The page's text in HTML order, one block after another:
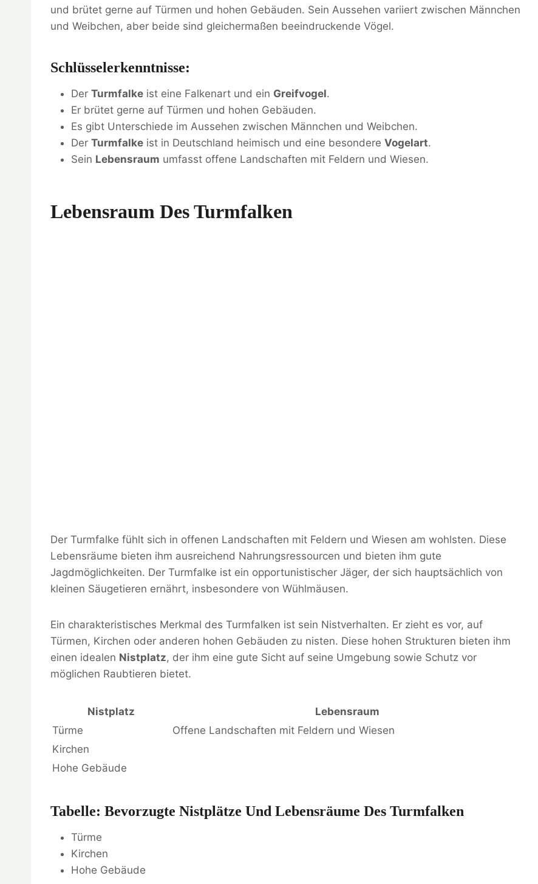
und brütet gerne auf Türmen und hohen Gebäuden. Sein Aussehen variiert zwischen Männchen
und Weibchen, aber beide sind gleichermaßen beeindruckende Vögel.
Schlüsselerkenntnisse:
Der Turmfalke ist eine Falkenart und ein Greifvogel.
Er brütet gerne auf Türmen und hohen Gebäuden.
Es gibt Unterschiede im Aussehen zwischen Männchen und Weibchen.
Der Turmfalke ist in Deutschland heimisch und eine besondere Vogelart.
Sein Lebensraum umfasst offene Landschaften mit Feldern und Wiesen.
Lebensraum Des Turmfalken
Der Turmfalke fühlt sich in offenen Landschaften mit Feldern und Wiesen am wohlsten. Diese
Lebensräume bieten ihm ausreichend Nahrungsressourcen und bieten ihm gute
Jagdmöglichkeiten. Der Turmfalke ist ein opportunistischer Jäger, der sich hauptsächlich von
kleinen Säugetieren ernährt, insbesondere von Wühlmäusen.
Ein charakteristisches Merkmal des Turmfalken ist sein Nistverhalten. Er zieht es vor, auf
Türmen, Kirchen oder anderen hohen Gebäuden zu nisten. Diese hohen Strukturen bieten ihm
einen idealen Nistplatz, der ihm eine gute Sicht auf seine Umgebung sowie Schutz vor
möglichen Raubtieren bietet.
Nistplatz
Lebensraum
Türme
Offene Landschaften mit Feldern und Wiesen
Kirchen
Hohe Gebäude
Tabelle: Bevorzugte Nistplätze Und Lebensräume Des Turmfalken
Türme
Kirchen
Hohe Gebäude